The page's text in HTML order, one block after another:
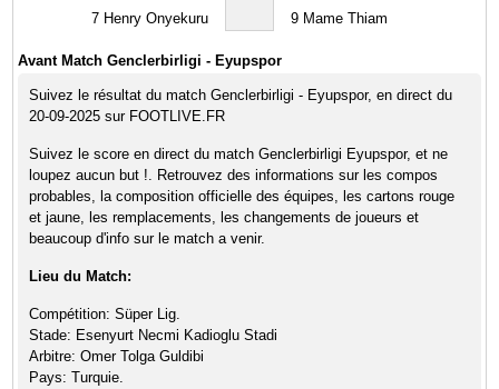
7 Henry Onyekuru
9 Mame Thiam
Avant Match Genclerbirligi - Eyupspor
Suivez le résultat du match Genclerbirligi - Eyupspor, en direct du
20-09-2025 sur FOOTLIVE.FR
Suivez le score en direct du match Genclerbirligi Eyupspor, et ne
loupez aucun but !. Retrouvez des informations sur les compos
probables, la composition officielle des équipes, les cartons rouge
et jaune, les remplacements, les changements de joueurs et
beaucoup d'info sur le match a venir.
Lieu du Match:
Compétition: Süper Lig.
Stade: Esenyurt Necmi Kadioglu Stadi
Arbitre: Omer Tolga Guldibi
Pays: Turquie.